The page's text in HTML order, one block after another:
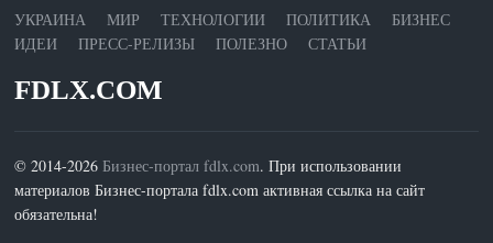
УКРАИНА МИР ТЕХНОЛОГИИ ПОЛИТИКА
БИЗНЕС
ИДЕИ
ПРЕСС-РЕЛИЗЫ ПОЛЕЗНО СТАТЬИ
FDLX.COM
© 2014-2026 Бизнес-портал fdlx.com. При использовании
материалов Бизнес-портала fdlx.com активная ссылка на сайт
обязательна!